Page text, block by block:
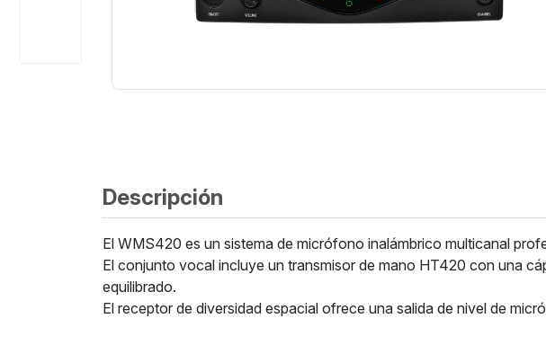
Descripción
El WMS420 es un sistema de micrófono inalámbrico multicanal
El conjunto vocal incluye un transmisor de mano HT420 con una
equilibrado.
El receptor de diversidad espacial ofrece una salida de nivel de